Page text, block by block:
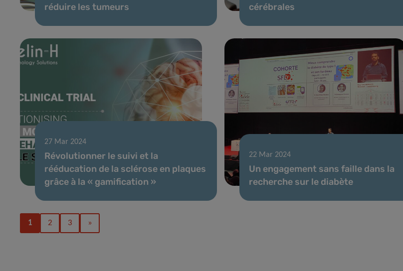
réduire les tumeurs
cérébrales
27 Mar 2024
Révolutionner le suivi et la
rééducation de la sclérose en plaques
grâce à la « gamification »
22 Mar 2024
Un engagement sans faille dans la
recherche sur le diabète
1 2 3 »